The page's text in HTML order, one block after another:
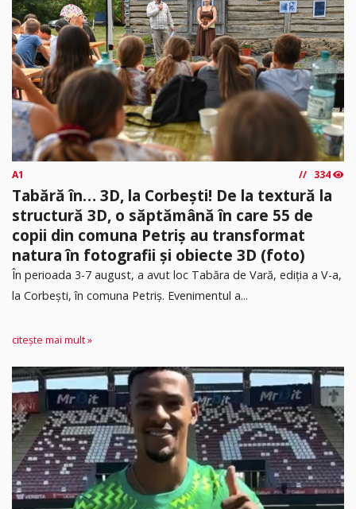
A1 334
Tabără în… 3D, la Corbești! De la textură la
structură 3D, o săptămână în care 55 de
copii din comuna Petriș au transformat
natura în fotografii și obiecte 3D (foto)
În perioada 3-7 august, a avut loc Tabăra de Vară, ediția a V-a,
la Corbești, în comuna Petriș. Evenimentul a...
citește mai mult »